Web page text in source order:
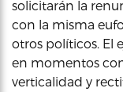
solicitarán la
con la misma
otros políticos. El
en momentos
verticalidad y